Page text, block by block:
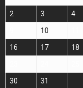
2 3 4
10
16 17 18
30
31